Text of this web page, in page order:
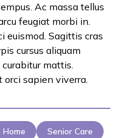
Ac massa tellus
feugiat morbi in.
euismod. Sagittis cras
cursus aliquam
mattis.
sapien viverra.
Senior Care